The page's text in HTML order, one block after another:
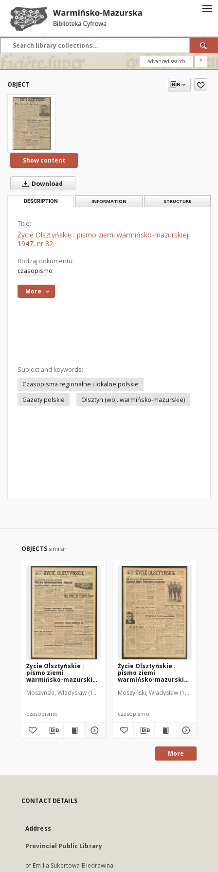
Advanced search ?
OBJECT
Show content
Download
DESCRIPTION INFORMATION STRUCTURE
Title:
Życie Olsztyńskie : pismo ziemi warmińsko-mazurskiej,
1947, nr 82
Rodzaj dokumentu:
czasopismo
More
Subject and keywords:
Czasopisma regionalne i lokalne polskie
Gazety polskie
Olsztyn (woj. warmińsko-mazurskie)
OBJECTS similar
Życie Olsztyńskie :
pismo ziemi
warmińsko-mazurskiej,
Moszyński, Władysław (1922-2001). Red. Mroczkowski, Włodzimierz
czasopismo
Życie Olsztyńskie :
pismo ziemi
warmińsko-mazurskiej,
Moszyński, Władysław (1922-2001).
czasopismo
More
CONTACT DETAILS
Address
Provincial Public Library
of Emilia Sukertowa-Biedrawina